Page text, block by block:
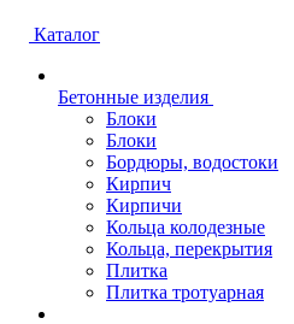
Каталог
Бетонные изделия
Блоки
Блоки
Бордюры, водостоки
Кирпич
Кирпичи
Кольца колодезные
Кольца, перекрытия
Плитка
Плитка тротуарная